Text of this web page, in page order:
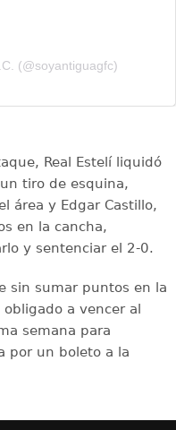
(@soyantiguagfc)
Real Estelí liquidó
tiro de esquina,
área y Edgar Castillo,
en la cancha,
y sentenciar el 2-0.
sin sumar puntos en la
obligado a vencer al
semana para
por un boleto a la